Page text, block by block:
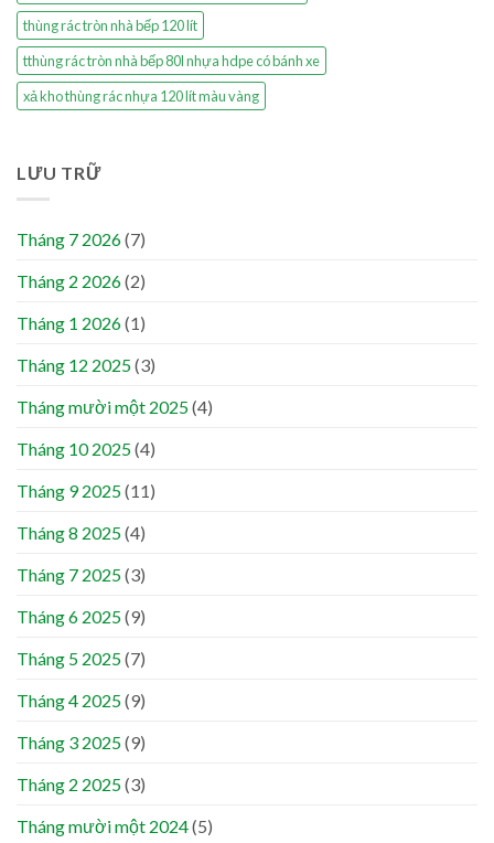
thùng rác tròn nhà bếp 120 lít
tthùng rác tròn nhà bếp 80l nhựa hdpe có bánh xe
xả kho thùng rác nhựa 120 lít màu vàng
LƯU TRỮ
Tháng 7 2026(7)
Tháng 2 2026(2)
Tháng 1 2026(1)
Tháng 12 2025(3)
Tháng mười một 2025(4)
Tháng 10 2025(4)
Tháng 9 2025(11)
Tháng 8 2025(4)
Tháng 7 2025(3)
Tháng 6 2025(9)
Tháng 5 2025(7)
Tháng 4 2025(9)
Tháng 3 2025(9)
Tháng 2 2025(3)
Tháng mười một 2024(5)